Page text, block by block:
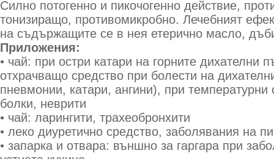
Силно потогенно и пикочогенно действие,
тонизиращо, противомикробно. Лечебният
на съдържащите се в нея етерично масло,
Приложения:
• чай: при остри катари на горните дихателни
отхрачващо средство при болести на
пневмонии, катари, ангини), при
болки, неврити
• чай: ларингити, трахеобронхити
• леко диуретично средство, заболявания на
• запарка и отвара: външно за гаргара при